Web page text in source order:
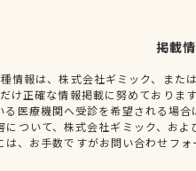
掲載
情報は、株式会社ギミック、また
け正確な情報掲載に努めておりま
る医療機関へ受診を希望される場
について、株式会社ギミック、お
は、お手数ですがお問い合わせフ